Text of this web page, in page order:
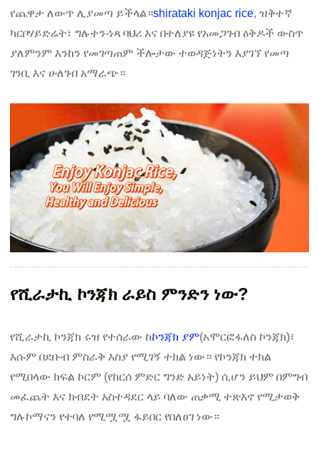
የጨዋታ ለውጥ ሊያመጣ ይችላል።shirataki konjac rice, ዝቅተኛ
ካርቦሃይድሬት፣ ግሉተን-ነጻ ባህሪ እና በተለያዩ የአመጋገብ ዕቅዶች ውስጥ
ያለምንም እንከን የመገጣጠም ችሎታው ተወዳጅነትን እያገኘ የመጣ
ገንቢ እና ሁለገብ አማራጭ።
የሺራታኪ ኮንጃክ ራይስ ምንድን ነው?
የሺራታኪ ኮንጃክ ሩዝ የተሰራው ከኮንጃክ ያም(አሞርፎፋለስ ኮንጃክ)፣
እሱም በደቡብ ምስራቅ እስያ የሚገኝ ተክል ነው። የኮንጃክ ተክል
የሚበላው ክፍል ኮርም (የከርሰ ምድር ግንድ አይነት) ሲሆን ይህም በምግብ
መፈጨት እና ክብደት አስተዳደር ላይ ባለው ጠቃሚ ተጽእኖ የሚታወቅ
ግሉኮማናን የተባለ የሚሟሟ ፋይበር የበለፀገ ነው።